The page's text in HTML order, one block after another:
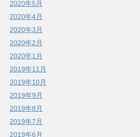
2020年5月
2020年4月
2020年3月
2020年2月
2020年1月
2019年11月
2019年10月
2019年9月
2019年8月
2019年7月
2019年6月